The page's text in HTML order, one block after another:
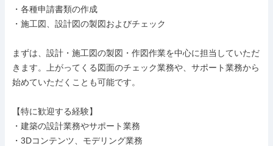
・各種申請書類の作成
・施工図、設計図の製図およびチェック
まずは、設計・施工図の製図・作図作業を中心に担当していただ
きます。上がってくる図面のチェック業務や、サポート業務から
始めていただくことも可能です。
【特に歓迎する経験】
・建築の設計業務やサポート業務
・3Dコンテンツ、モデリング業務